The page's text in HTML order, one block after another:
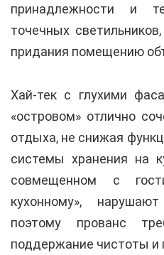
принадлежности и
точечных
придания помещению
Хай-тек с глухими
«островом» отлично
отдыха, не снижая
системы хранения на
совмещенном с
кухонному»,
поэтому прованс
поддержание чистоты и